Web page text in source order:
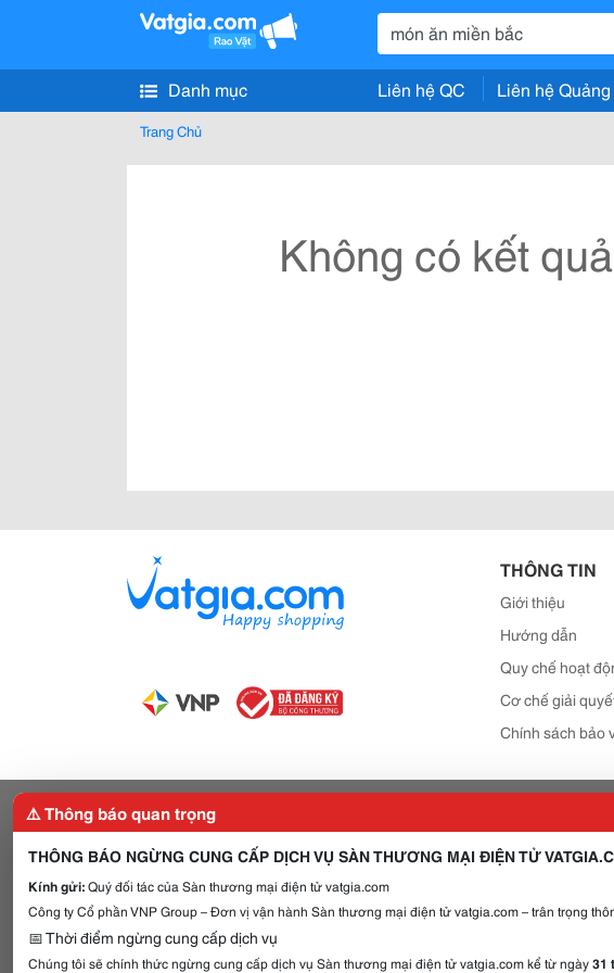
Danh mục Liên hệ QC Liên hệ
Trang Chủ
Không có kết
THÔNG TIN
Giới thiệu
Hướng dẫn
Quy chế hoạt
Cơ chế giải
Chính sách bảo
⚠️ Thông báo quan trọng
THÔNG BÁO NGỪNG CUNG CẤP DỊCH VỤ SÀN THƯƠNG MẠI ĐIỆN TỬ
Kính gửi:Quý đối tác của Sàn thương mại điện tử vatgia.com
Công ty Cổ phần VNP Group – Đơn vị vận hành Sàn thương mại điện tử vatgia.com – trân trọng
📅 Thời điểm ngừng cung cấp dịch vụ
Chúng tôi sẽ chính thức ngừng cung cấp dịch vụ Sàn thương mại điện tử vatgia.com kể từ ngày31